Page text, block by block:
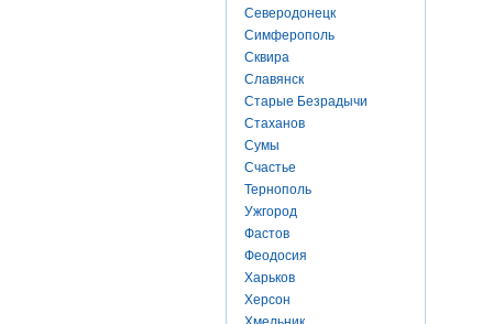
Северодонецк
Симферополь
Сквира
Славянск
Старые Безрадычи
Стаханов
Сумы
Счастье
Тернополь
Ужгород
Фастов
Феодосия
Харьков
Херсон